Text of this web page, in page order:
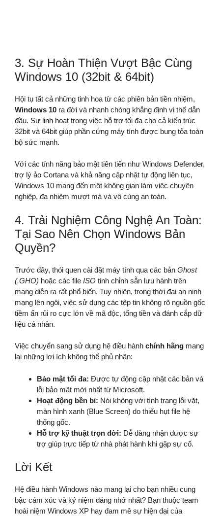
3. Sự Hoàn Thiện Vượt Bậc Cùng
Windows 10 (32bit & 64bit)
Hội tụ tất cả những tinh hoa từ các phiên bản tiền nhiệm,
Windows 10 ra đời và nhanh chóng khẳng định vị thế dẫn
đầu. Sự linh hoạt trong việc hỗ trợ tối đa cho cả kiến trúc
32bit và 64bit giúp phần cứng máy tính được bung tỏa toàn
bộ sức mạnh.
Với các tính năng bảo mật tiên tiến như Windows Defender,
trợ lý ảo Cortana và khả năng cập nhật tự động liên tục,
Windows 10 mang đến một không gian làm việc chuyên
nghiệp, đa nhiệm mượt mà và vô cùng an toàn.
4. Trải Nghiệm Công Nghệ An Toàn:
Tại Sao Nên Chọn Windows Bản
Quyền?
Trước đây, thói quen cài đặt máy tính qua các bản Ghost
(.GHO) hoặc các file ISO tinh chỉnh sẵn lưu hành trên
mạng diễn ra rất phổ biến. Tuy nhiên, trong thời đại an ninh
mạng lên ngôi, việc sử dụng các tệp tin không rõ nguồn gốc
tiềm ẩn rủi ro cực lớn về mã độc, tống tiền và đánh cắp dữ
liệu cá nhân.
Việc chuyển sang sử dụng hệ điều hành chính hãng mang
lại những lợi ích không thể phủ nhận:
Bảo mật tối đa: Được tự động cập nhật các bản vá
lỗi bảo mật mới nhất từ Microsoft.
Hoạt động bền bỉ: Nói không với tình trạng lỗi vặt,
màn hình xanh (Blue Screen) do thiếu hụt file hệ
thống gốc.
Hỗ trợ kỹ thuật trọn đời: Dễ dàng nhận được sự
trợ giúp trực tiếp từ nhà phát hành khi gặp sự cố.
Lời Kết
Hệ điều hành Windows nào mang lại cho bạn nhiều cung
bậc cảm xúc và kỷ niệm đáng nhớ nhất? Bạn thuộc team
hoài niệm Windows XP hay đam mê sự hiện đại của